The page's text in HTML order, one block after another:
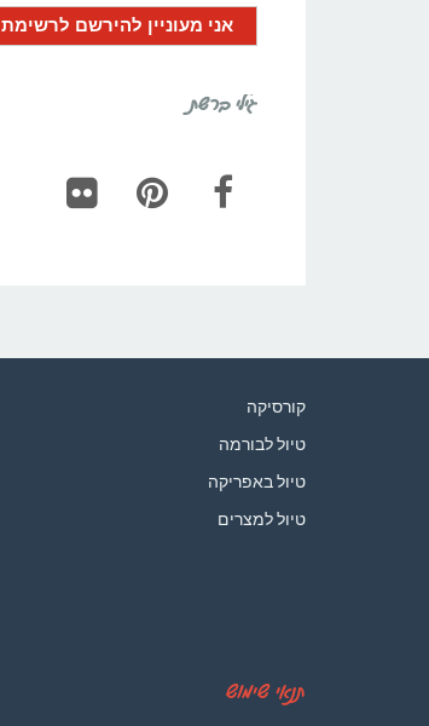
גילי ברשת
קורסיקה
טיול לבורמה
טיול באפריקה
טיול למצרים
תנאי שימוש